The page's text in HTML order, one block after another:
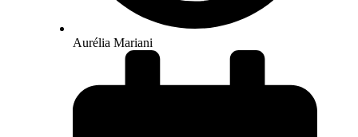
Aurélia Mariani